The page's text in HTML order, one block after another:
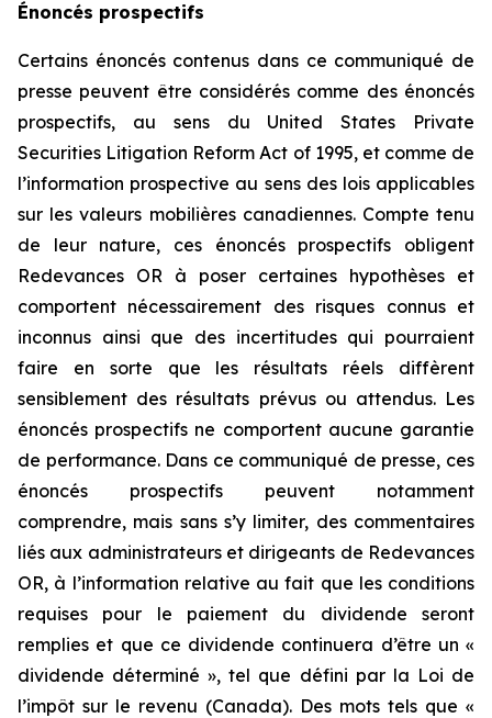
Énoncés prospectifs
Certains énoncés contenus dans ce communiqué de
presse peuvent être considérés comme des énoncés
prospectifs, au sens du United States Private
Securities Litigation Reform Act of 1995, et comme de
l’information prospective au sens des lois applicables
sur les valeurs mobilières canadiennes. Compte tenu
de leur nature, ces énoncés prospectifs obligent
Redevances OR à poser certaines hypothèses et
comportent nécessairement des risques connus et
inconnus ainsi que des incertitudes qui pourraient
faire en sorte que les résultats réels diffèrent
sensiblement des résultats prévus ou attendus. Les
énoncés prospectifs ne comportent aucune garantie
de performance. Dans ce communiqué de presse, ces
énoncés prospectifs peuvent notamment
comprendre, mais sans s’y limiter, des commentaires
liés aux administrateurs et dirigeants de Redevances
OR, à l’information relative au fait que les conditions
requises pour le paiement du dividende seront
remplies et que ce dividende continuera d’être un «
dividende déterminé », tel que défini par la Loi de
l’impôt sur le revenu (Canada). Des mots tels que «